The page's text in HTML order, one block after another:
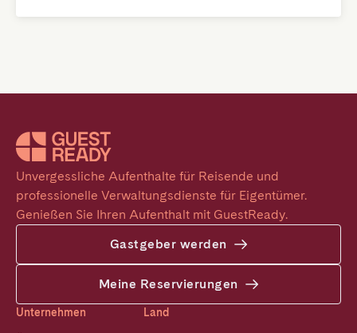
Unvergessliche Aufenthalte für Reisende und
professionelle Verwaltungsdienste für Eigentümer.
Genießen Sie Ihren Aufenthalt mit GuestReady.
Gastgeber werden
Meine Reservierungen
Unternehmen Land